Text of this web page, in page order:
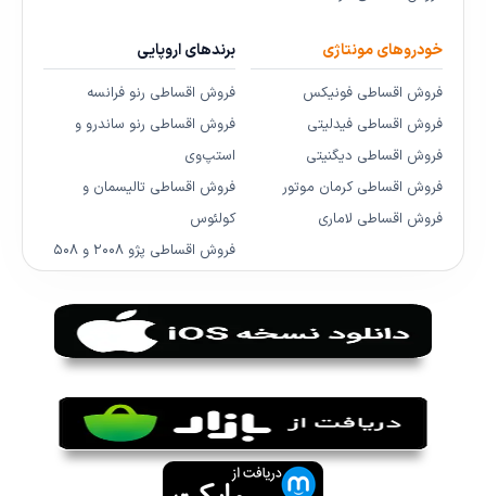
خودروهای مونتاژی
فروش اقساطی فونیکس
فروش اقساطی فیدلیتی
فروش اقساطی دیگنیتی
فروش اقساطی کرمان موتور
فروش اقساطی لاماری
برندهای اروپایی
فروش اقساطی رنو فرانسه
فروش اقساطی رنو ساندرو و
استپ‌وی
فروش اقساطی تالیسمان و
کولئوس
فروش اقساطی پژو ۲۰۰۸ و ۵۰۸